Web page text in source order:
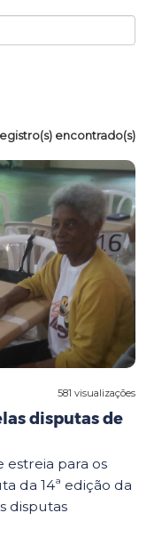
encontrado(s)
581 visualizações
disputas de
estreia para os
da 14ª edição da
disputas